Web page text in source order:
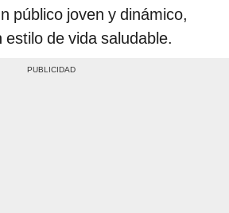
público joven y dinámico,
de vida saludable.